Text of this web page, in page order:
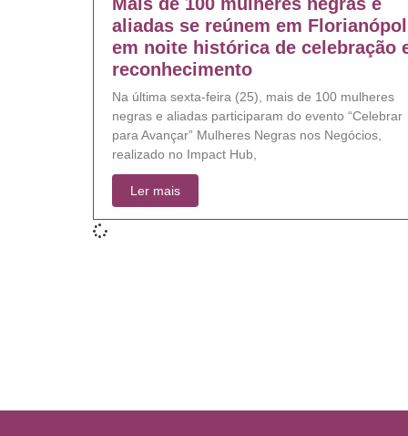
aliadas se reúnem em
em noite histórica de celebração
reconhecimento
Na última sexta-feira (25), mais de 100 mulheres
negras e aliadas participaram do evento “Celebrar
para Avançar” Mulheres Negras nos Negócios,
realizado no Impact Hub,
Ler mais